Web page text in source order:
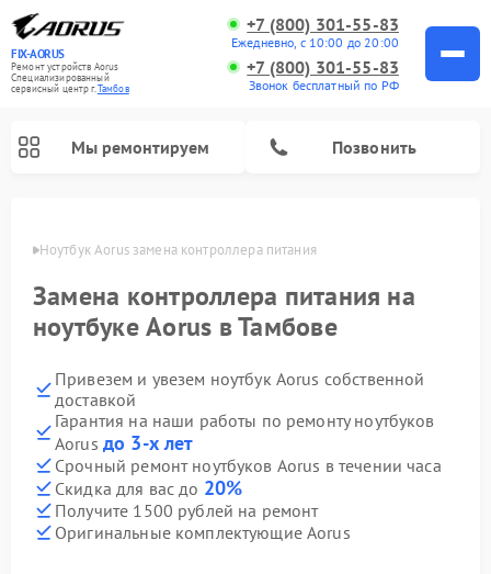
FIX-AORUS
Ремонт устройств Aorus
Специализированный
cервисный центр г.Тамбов
+7 (800) 301-55-83
Ежедневно, с 10:00 до 20:00
+7 (800) 301-55-83
Звонок бесплатный по РФ
Мы ремонтируем Позвонить
Ноутбук Aorus замена контроллера питания
Замена контроллера питания на
ноутбуке Aorus в Тамбове
Привезем и увезем ноутбук Aorus собственной
доставкой
Гарантия на наши работы по ремонту ноутбуков
Aorus до 3-х лет
Срочный ремонт ноутбуков Aorus в течении часа
Скидка для вас до 20%
Получите 1500 рублей на ремонт
Оригинальные комплектующие Aorus